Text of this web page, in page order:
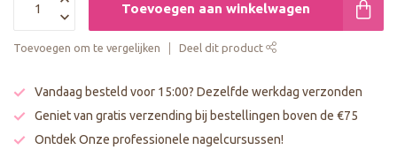
Toevoegen aan winkelwagen
Toevoegen om te vergelijken Deel dit product
Vandaag besteld voor 15:00? Dezelfde werkdag verzonden
Geniet van gratis verzending bij bestellingen boven de €75
Ontdek Onze professionele nagelcursussen!